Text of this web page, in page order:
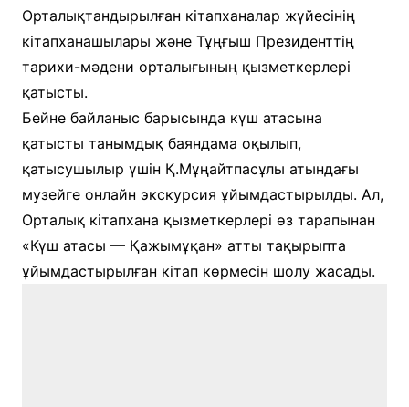
Орталықтандырылған кітапханалар жүйесінің
кітапханашылары және Тұңғыш Президенттің
тарихи-мәдени орталығының қызметкерлері
қатысты.
Бейне байланыс барысында күш атасына
қатысты танымдық баяндама оқылып,
қатысушылыр үшін Қ.Мұңайтпасұлы атындағы
музейге онлайн экскурсия ұйымдастырылды. Ал,
Орталық кітапхана қызметкерлері өз тарапынан
«Күш атасы — Қажымұқан» атты тақырыпта
ұйымдастырылған кітап көрмесін шолу жасады.